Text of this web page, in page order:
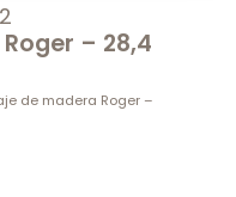
– 28,4
de madera Roger –